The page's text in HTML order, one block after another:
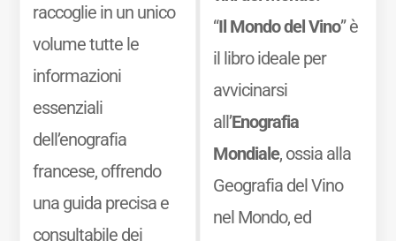
raccoglie in un unico
volume tutte le
informazioni
essenziali
dell’enografia
francese, offrendo
una guida precisa e
consultabile dei
“Il Mondo del Vino” è
il libro ideale per
avvicinarsi
all’Enografia
Mondiale, ossia alla
Geografia del Vino
nel Mondo, ed